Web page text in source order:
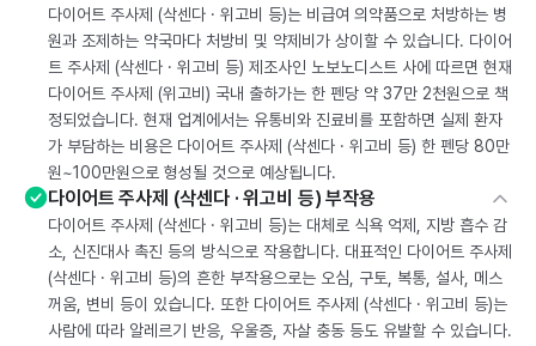
다이어트 주사제 (삭센다 · 위고비 등)는 비급여 의약품으로 처방하는 병
원과 조제하는 약국마다 처방비 및 약제비가 상이할 수 있습니다. 다이어
트 주사제 (삭센다 · 위고비 등) 제조사인 노보노디스트 사에 따르면 현재
다이어트 주사제 (위고비) 국내 출하가는 한 펜당 약 37만 2천원으로 책
정되었습니다. 현재 업계에서는 유통비와 진료비를 포함하면 실제 환자
가 부담하는 비용은 다이어트 주사제 (삭센다 · 위고비 등) 한 펜당 80만
원~100만원으로 형성될 것으로 예상됩니다.
다이어트 주사제 (삭센다 · 위고비 등) 부작용
다이어트 주사제 (삭센다 · 위고비 등)는 대체로 식욕 억제, 지방 흡수 감
소, 신진대사 촉진 등의 방식으로 작용합니다. 대표적인 다이어트 주사제
(삭센다 · 위고비 등)의 흔한 부작용으로는 오심, 구토, 복통, 설사, 메스
꺼움, 변비 등이 있습니다. 또한 다이어트 주사제 (삭센다 · 위고비 등)는
사람에 따라 알레르기 반응, 우울증, 자살 충동 등도 유발할 수 있습니다.